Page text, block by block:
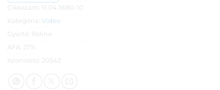
Cikkszám: 11.04.5680-10
Kategória: Video
Gyártó: Roline
ÁFA: 27%
Azonosító: 20542